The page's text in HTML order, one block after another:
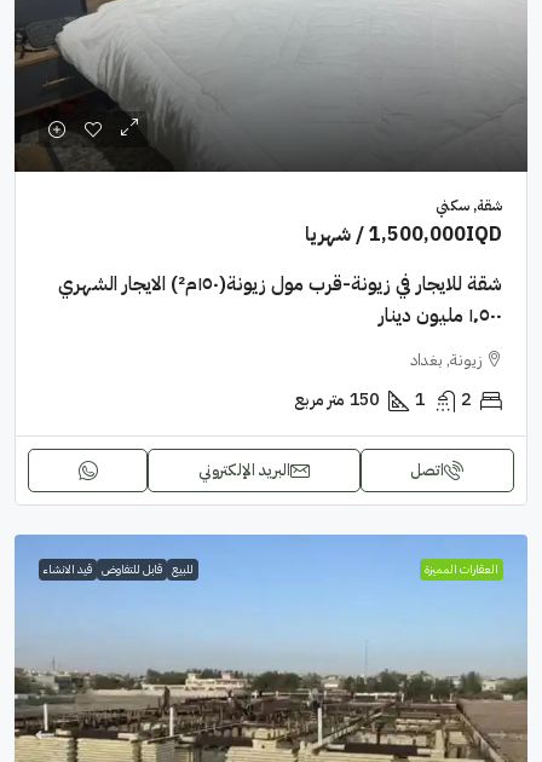
شقة, سكني
1,500,000IQD/ شهريا
شقة للايجار في زيونة-قرب مول زيونة(١٥٠م²) الايجار الشهري
١٬٥٠٠ مليون دينار
زيونة, بغداد
2
1
150 متر مربع
اتصل البريد الإلكتروني
العقارات المميزة للبيع قابل للتفاوض قيد الانشاء